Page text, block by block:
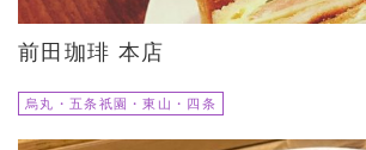
前田珈琲 本店
烏丸・五条祇園・東山・四条